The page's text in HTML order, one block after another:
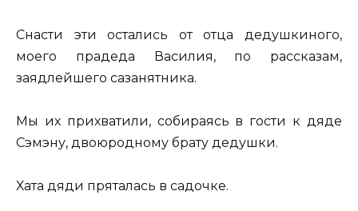
Снасти эти остались от отца дедушкиного,
моего прадеда Василия, по рассказам,
заядлейшего сазанятника.
Мы их прихватили, собираясь в гости к дяде
Сэмэну, двоюродному брату дедушки.
Хата дяди пряталась в садочке.